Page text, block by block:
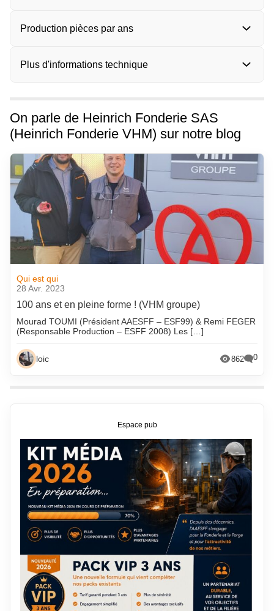
Production pièces par ans
Plus d'informations technique
On parle de Heinrich Fonderie SAS
(Heinrich Fonderie VHM) sur notre blog
Qui est qui
28 Avr. 2023
100 ans et en pleine forme ! (VHM groupe)
Mourad TOUMI (Président AAESFF – ESF99) & Remi FEGER
(Responsable Production – ESFF 2008) Les […]
loic 862 0
Espace pub